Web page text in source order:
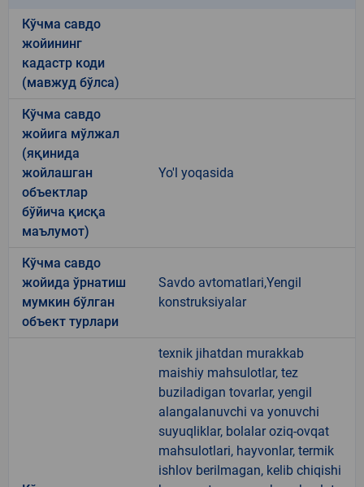
Кўчма савдо
жойининг
кадастр коди
(мавжуд бўлса)
Кўчма савдо
жойига мўлжал
(яқинида
жойлашган
объектлар
бўйича қисқа
маълумот)
Yo'l yoqasida
Кўчма савдо
жойида ўрнатиш
мумкин бўлган
объект турлари
Savdo avtomatlari,Yengil
konstruksiyalar
texnik jihatdan murakkab
maishiy mahsulotlar, tez
buziladigan tovarlar, yengil
alangalanuvchi va yonuvchi
suyuqliklar, bolalar oziq-ovqat
mahsulotlari, hayvonlar, termik
ishlov berilmagan, kelib chiqishi